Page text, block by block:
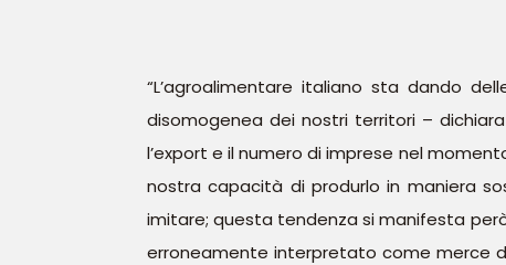
“L’agroalimentare italiano sta dando
disomogenea dei nostri territori –
l’export e il numero di imprese nel
nostra capacità di produrlo in maniera
imitare; questa tendenza si manifesta
erroneamente interpretato come merce